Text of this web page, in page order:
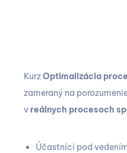
KurzOptimalizácia
zameraný na
vreálnych procesoch
Účastníci pod